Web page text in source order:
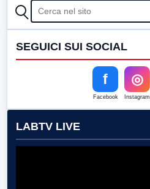
CERCA
SEGUICI SUI SOCIAL
f
Facebook
◎
Instagram
LABTV LIVE